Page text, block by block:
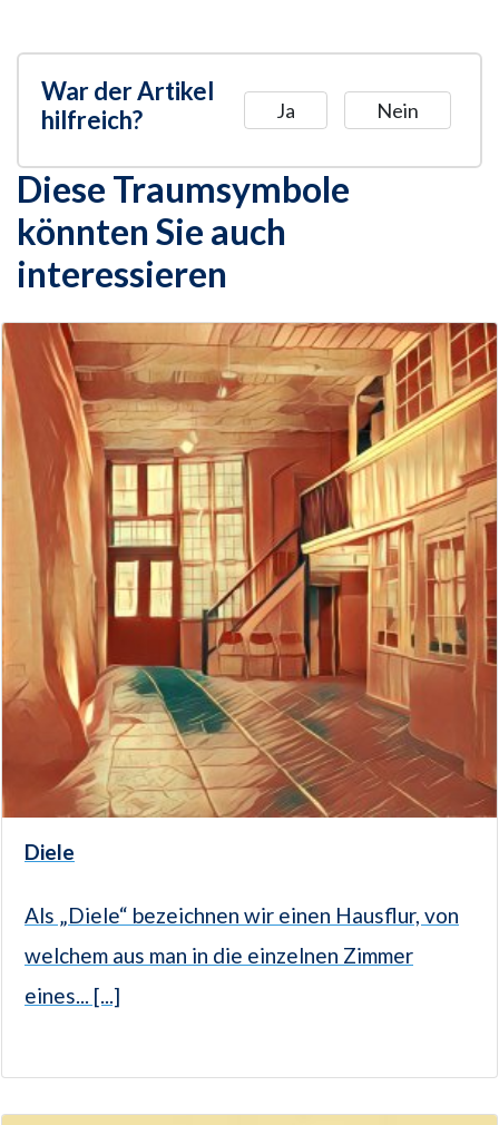
War der Artikel
hilfreich?
Ja Nein
Diese Traumsymbole
könnten Sie auch
interessieren
Diele
Als „Diele“ bezeichnen wir einen Hausflur, von
welchem aus man in die einzelnen Zimmer
eines... [...]